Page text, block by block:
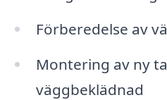
Förberedelse av
Montering av ny
väggbeklädnad